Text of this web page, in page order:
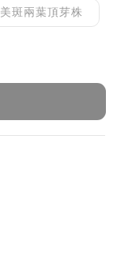
斑兩葉頂芽株